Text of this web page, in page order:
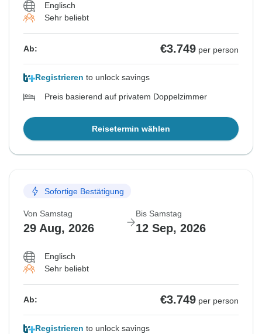
Englisch
Sehr beliebt
Ab: €3.749 per person
Registrieren to unlock savings
Preis basierend auf privatem Doppelzimmer
Reisetermin wählen
Sofortige Bestätigung
Von Samstag
29 Aug, 2026
Bis Samstag
12 Sep, 2026
Englisch
Sehr beliebt
Ab: €3.749 per person
Registrieren to unlock savings